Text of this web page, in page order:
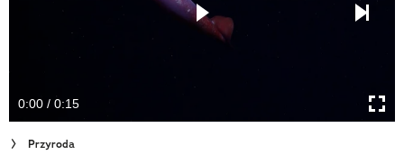
Cuda Polski
Wielki Konkurs Fotograficzny
0:00 / 0:15
Przyroda